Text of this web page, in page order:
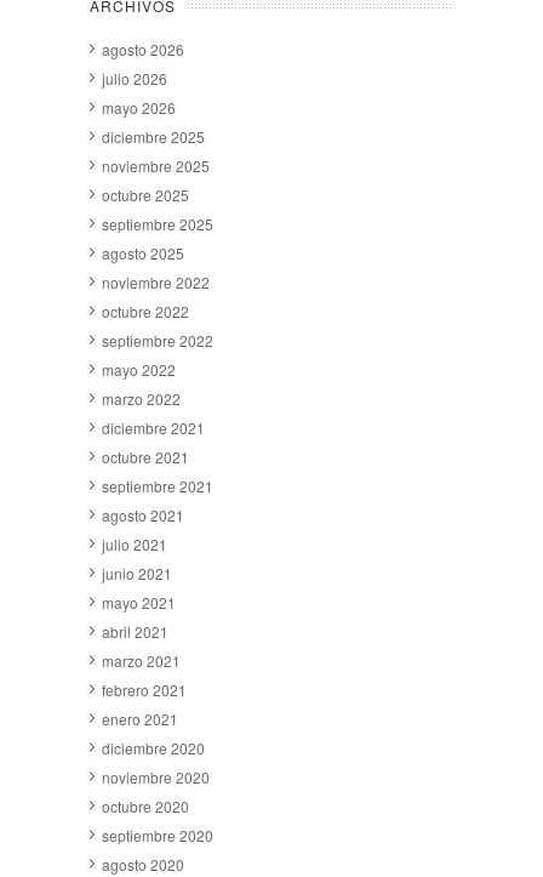
ARCHIVOS
agosto 2026
julio 2026
mayo 2026
diciembre 2025
noviembre 2025
octubre 2025
septiembre 2025
agosto 2025
noviembre 2022
octubre 2022
septiembre 2022
mayo 2022
marzo 2022
diciembre 2021
octubre 2021
septiembre 2021
agosto 2021
julio 2021
junio 2021
mayo 2021
abril 2021
marzo 2021
febrero 2021
enero 2021
diciembre 2020
noviembre 2020
octubre 2020
septiembre 2020
agosto 2020